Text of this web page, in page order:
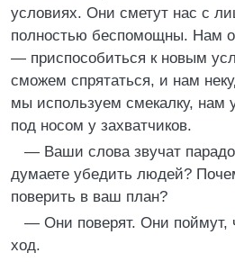
условиях. Они сметут нас с
полностью беспомощны. Нам
— приспособиться к новым
сможем спрятаться, и нам
мы используем смекалку, нам
под носом у захватчиков.
— Ваши слова звучат
думаете убедить людей?
поверить в ваш план?
— Они поверят. Они поймут,
ход.